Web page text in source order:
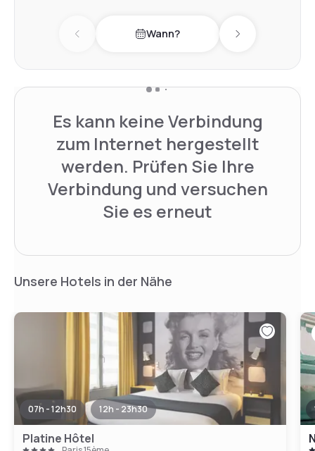
Previous day Wann? Next day
Es kann keine Verbindung
zum Internet hergestellt
werden. Prüfen Sie Ihre
Verbindung und versuchen
Sie es erneut
Unsere Hotels in der Nähe
07h - 12h30 12h - 23h30
Platine Hôtel